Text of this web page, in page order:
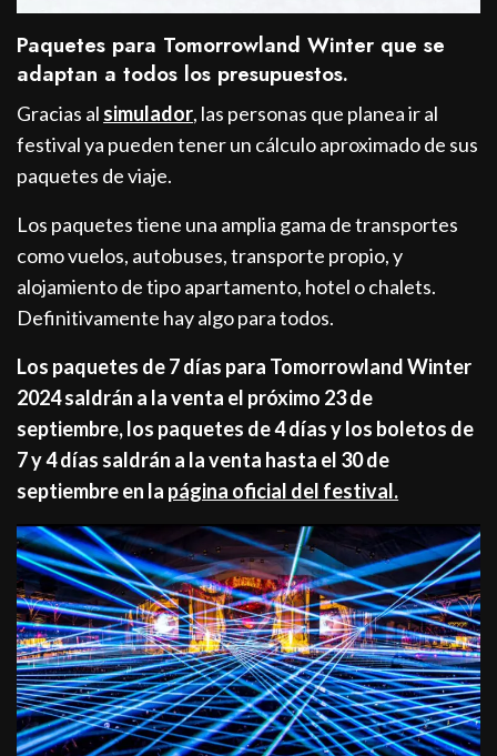
Paquetes para Tomorrowland Winter que se
adaptan a todos los presupuestos.
Gracias al simulador, las personas que planea ir al
festival ya pueden tener un cálculo aproximado de sus
paquetes de viaje.
Los paquetes tiene una amplia gama de transportes
como vuelos, autobuses, transporte propio, y
alojamiento de tipo apartamento, hotel o chalets.
Definitivamente hay algo para todos.
Los paquetes de 7 días para Tomorrowland Winter
2024 saldrán a la venta el próximo 23 de
septiembre, los paquetes de 4 días y los boletos de
7 y 4 días saldrán a la venta hasta el 30 de
septiembre en la página oficial del festival.